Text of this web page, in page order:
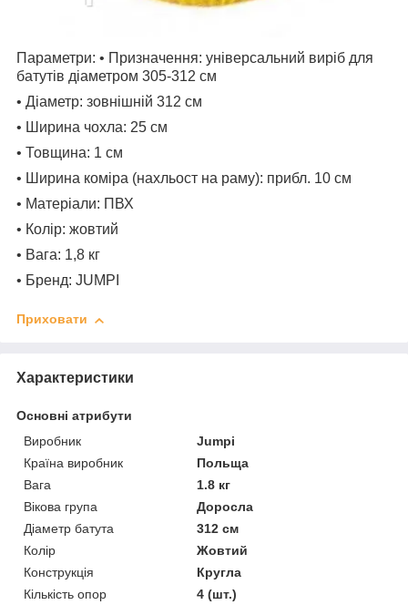
Параметри: • Призначення: універсальний виріб для
батутів діаметром 305-312 см
• Діаметр: зовнішній 312 см
• Ширина чохла: 25 см
• Товщина: 1 см
• Ширина коміра (нахльост на раму): прибл. 10 см
• Матеріали: ПВХ
• Колір: жовтий
• Вага: 1,8 кг
• Бренд: JUMPI
Приховати
Характеристики
Основні атрибути
Виробник
Jumpi
Країна виробник
Польща
Вага
1.8 кг
Вікова група
Доросла
Діаметр батута
312 см
Колір
Жовтий
Конструкція
Кругла
Кількість опор
4 (шт.)